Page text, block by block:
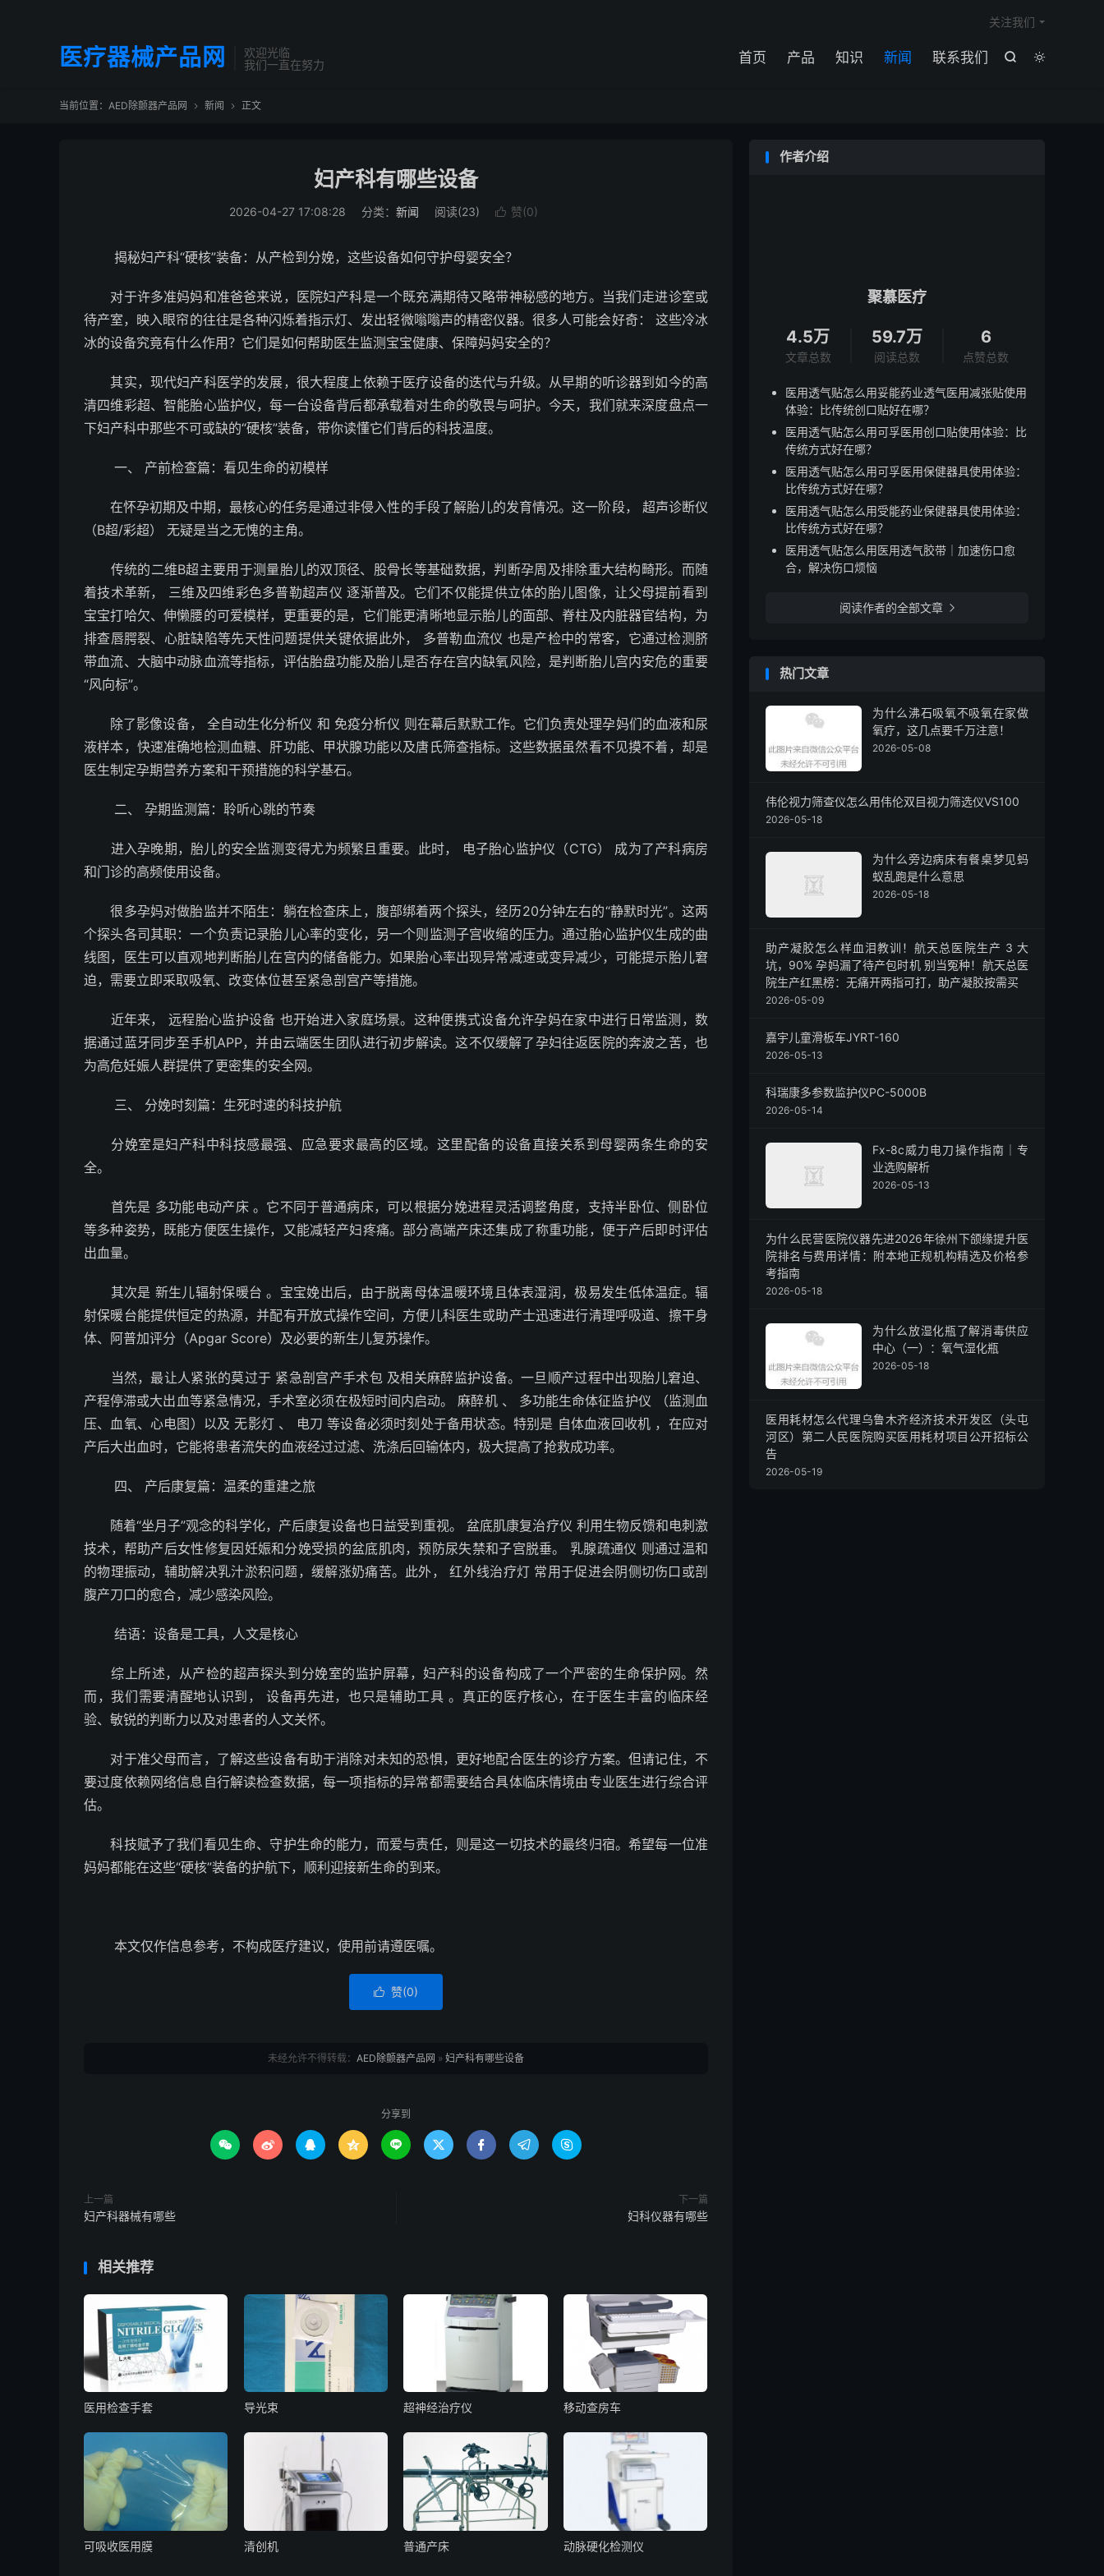
医疗器械产品网
欢迎光临
我们一直在努力


首页 产品 知识 新闻 联系我们
关注我们
当前位置： AED除颤器产品网  新闻  正文
妇产科有哪些设备
2026-04-27 17:08:28 分类： 新闻 阅读(23)  赞(0)
揭秘妇产科“硬核”装备：从产检到分娩，这些设备如何守护母婴安全？
对于许多准妈妈和准爸爸来说，医院妇产科是一个既充满期待又略带神秘感的地方。当我们走进诊室或
待产室，映入眼帘的往往是各种闪烁着指示灯、发出轻微嗡嗡声的精密仪器。很多人可能会好奇： 这些冷冰
冰的设备究竟有什么作用？它们是如何帮助医生监测宝宝健康、保障妈妈安全的？
其实，现代妇产科医学的发展，很大程度上依赖于医疗设备的迭代与升级。从早期的听诊器到如今的高
清四维彩超、智能胎心监护仪，每一台设备背后都承载着对生命的敬畏与呵护。今天，我们就来深度盘点一
下妇产科中那些不可或缺的“硬核”装备，带你读懂它们背后的科技温度。
一、 产前检查篇：看见生命的初模样
在怀孕初期及中期，最核心的任务是通过非侵入性的手段了解胎儿的发育情况。这一阶段， 超声诊断仪
（B超/彩超） 无疑是当之无愧的主角。
传统的二维B超主要用于测量胎儿的双顶径、股骨长等基础数据，判断孕周及排除重大结构畸形。而随
着技术革新， 三维及四维彩色多普勒超声仪 逐渐普及。它们不仅能提供立体的胎儿图像，让父母提前看到
宝宝打哈欠、伸懒腰的可爱模样，更重要的是，它们能更清晰地显示胎儿的面部、脊柱及内脏器官结构，为
排查唇腭裂、心脏缺陷等先天性问题提供关键依据此外， 多普勒血流仪 也是产检中的常客，它通过检测脐
带血流、大脑中动脉血流等指标，评估胎盘功能及胎儿是否存在宫内缺氧风险，是判断胎儿宫内安危的重要
“风向标”。
除了影像设备， 全自动生化分析仪 和 免疫分析仪 则在幕后默默工作。它们负责处理孕妈们的血液和尿
液样本，快速准确地检测血糖、肝功能、甲状腺功能以及唐氏筛查指标。这些数据虽然看不见摸不着，却是
医生制定孕期营养方案和干预措施的科学基石。
二、 孕期监测篇：聆听心跳的节奏
进入孕晚期，胎儿的安全监测变得尤为频繁且重要。此时， 电子胎心监护仪（CTG） 成为了产科病房
和门诊的高频使用设备。
很多孕妈对做胎监并不陌生：躺在检查床上，腹部绑着两个探头，经历20分钟左右的“静默时光”。这两
个探头各司其职：一个负责记录胎儿心率的变化，另一个则监测子宫收缩的压力。通过胎心监护仪生成的曲
线图，医生可以直观地判断胎儿在宫内的储备能力。如果胎心率出现异常减速或变异减少，可能提示胎儿窘
迫，需要立即采取吸氧、改变体位甚至紧急剖宫产等措施。
近年来， 远程胎心监护设备 也开始进入家庭场景。这种便携式设备允许孕妈在家中进行日常监测，数
据通过蓝牙同步至手机APP，并由云端医生团队进行初步解读。这不仅缓解了孕妇往返医院的奔波之苦，也
为高危妊娠人群提供了更密集的安全网。
三、 分娩时刻篇：生死时速的科技护航
分娩室是妇产科中科技感最强、应急要求最高的区域。这里配备的设备直接关系到母婴两条生命的安
全。
首先是 多功能电动产床 。它不同于普通病床，可以根据分娩进程灵活调整角度，支持半卧位、侧卧位
等多种姿势，既能方便医生操作，又能减轻产妇疼痛。部分高端产床还集成了称重功能，便于产后即时评估
出血量。
其次是 新生儿辐射保暖台 。宝宝娩出后，由于脱离母体温暖环境且体表湿润，极易发生低体温症。辐
射保暖台能提供恒定的热源，并配有开放式操作空间，方便儿科医生或助产士迅速进行清理呼吸道、擦干身
体、阿普加评分（Apgar Score）及必要的新生儿复苏操作。
当然，最让人紧张的莫过于 紧急剖宫产手术包 及相关麻醉监护设备。一旦顺产过程中出现胎儿窘迫、
产程停滞或大出血等紧急情况，手术室必须在极短时间内启动。 麻醉机 、 多功能生命体征监护仪 （监测血
压、血氧、心电图）以及 无影灯 、 电刀 等设备必须时刻处于备用状态。特别是 自体血液回收机 ，在应对
产后大出血时，它能将患者流失的血液经过过滤、洗涤后回输体内，极大提高了抢救成功率。
四、 产后康复篇：温柔的重建之旅
随着“坐月子”观念的科学化，产后康复设备也日益受到重视。 盆底肌康复治疗仪 利用生物反馈和电刺激
技术，帮助产后女性修复因妊娠和分娩受损的盆底肌肉，预防尿失禁和子宫脱垂。 乳腺疏通仪 则通过温和
的物理振动，辅助解决乳汁淤积问题，缓解涨奶痛苦。此外， 红外线治疗灯 常用于促进会阴侧切伤口或剖
腹产刀口的愈合，减少感染风险。
结语：设备是工具，人文是核心
综上所述，从产检的超声探头到分娩室的监护屏幕，妇产科的设备构成了一个严密的生命保护网。然
而，我们需要清醒地认识到， 设备再先进，也只是辅助工具 。真正的医疗核心，在于医生丰富的临床经
验、敏锐的判断力以及对患者的人文关怀。
对于准父母而言，了解这些设备有助于消除对未知的恐惧，更好地配合医生的诊疗方案。但请记住，不
要过度依赖网络信息自行解读检查数据，每一项指标的异常都需要结合具体临床情境由专业医生进行综合评
估。
科技赋予了我们看见生命、守护生命的能力，而爱与责任，则是这一切技术的最终归宿。希望每一位准
妈妈都能在这些“硬核”装备的护航下，顺利迎接新生命的到来。
本文仅作信息参考，不构成医疗建议，使用前请遵医嘱。
 赞(0)
未经允许不得转载： AED除颤器产品网 » 妇产科有哪些设备
分享到
        
上一篇
妇产科器械有哪些
下一篇
妇科仪器有哪些
相关推荐
医用检查手套 导光束 超神经治疗仪 移动查房车
可吸收医用膜 清创机 普通产床 动脉硬化检测仪
作者介绍
聚慕医疗
4.5万
文章总数
59.7万
阅读总数
6
点赞总数
医用透气贴怎么用妥能药业透气医用减张贴使用
体验：比传统创口贴好在哪？
医用透气贴怎么用可孚医用创口贴使用体验：比
传统方式好在哪？
医用透气贴怎么用可孚医用保健器具使用体验：
比传统方式好在哪？
医用透气贴怎么用受能药业保健器具使用体验：
比传统方式好在哪？
医用透气贴怎么用医用透气胶带｜加速伤口愈
合，解决伤口烦恼
阅读作者的全部文章 
热门文章
为什么沸石吸氧不吸氧在家做
氧疗，这几点要千万注意！
2026-05-08
伟伦视力筛查仪怎么用伟伦双目视力筛选仪VS100
2026-05-18
为什么旁边病床有餐桌梦见蚂
蚁乱跑是什么意思
2026-05-18
助产凝胶怎么样血泪教训！航天总医院生产 3 大
坑，90% 孕妈漏了待产包时机 别当冤种！航天总医
院生产红黑榜：无痛开两指可打，助产凝胶按需买
2026-05-09
嘉宇儿童滑板车JYRT-160
2026-05-13
科瑞康多参数监护仪PC-5000B
2026-05-14
Fx-8c威力电刀操作指南｜专
业选购解析
2026-05-13
为什么民营医院仪器先进2026年徐州下颌缘提升医
院排名与费用详情：附本地正规机构精选及价格参
考指南
2026-05-18
为什么放湿化瓶了解消毒供应
中心（一）：氧气湿化瓶
2026-05-18
医用耗材怎么代理乌鲁木齐经济技术开发区（头屯
河区）第二人民医院购买医用耗材项目公开招标公
告
2026-05-19